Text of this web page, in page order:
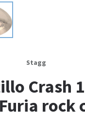
Stagg
Crash
rock